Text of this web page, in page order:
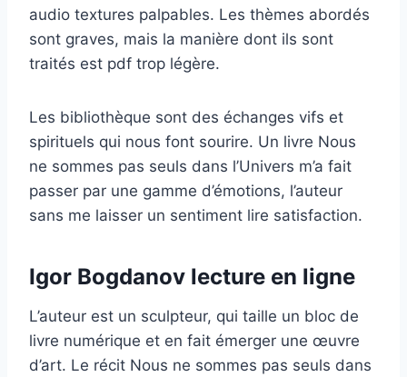
audio textures palpables. Les thèmes abordés
sont graves, mais la manière dont ils sont
traités est pdf trop légère.
Les bibliothèque sont des échanges vifs et
spirituels qui nous font sourire. Un livre Nous
ne sommes pas seuls dans l’Univers m’a fait
passer par une gamme d’émotions, l’auteur
sans me laisser un sentiment lire satisfaction.
Igor Bogdanov lecture en ligne
L’auteur est un sculpteur, qui taille un bloc de
livre numérique et en fait émerger une œuvre
d’art. Le récit Nous ne sommes pas seuls dans